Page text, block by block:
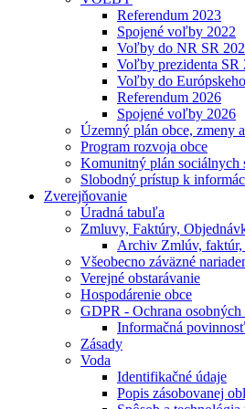
Referendum 2023
Spojené voľby 2022
Voľby do NR SR
Voľby prezidenta SR
Voľby do
Referendum 2026
Spojené voľby 2026
Územný plán obce, zmeny
Program rozvoja obce
Komunitný plán sociálnych
Slobodný prístup k
Zverejňovanie
Úradná tabuľa
Zmluvy, Faktúry,
Archiv Zmlúv, faktúr,
Všeobecno záväzné
Verejné obstarávanie
Hospodárenie obce
GDPR - Ochrana osobných
Informačná
Zásady
Voda
Identifikačné údaje
Popis zásobovanej